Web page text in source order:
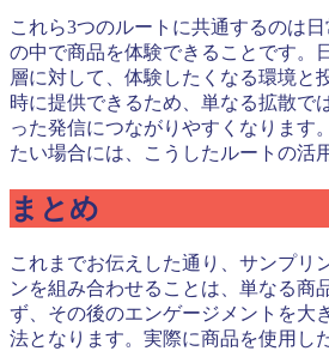
これら3つのルートに共通するのは
の中で商品を体験できることです。
層に対して、体験したくなる環境と
時に提供できるため、単なる拡散で
った発信につながりやすくなります
たい場合には、こうしたルートの活
まとめ
これまでお伝えした通り、サンプリ
ンを組み合わせることは、単なる商
ず、その後のエンゲージメントを大
法となります。実際に商品を使用し